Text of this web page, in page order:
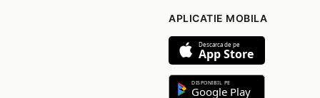
APLICATIE MOBILA
Descarca de pe
App Store
DISPONIBIL PE
Google Play